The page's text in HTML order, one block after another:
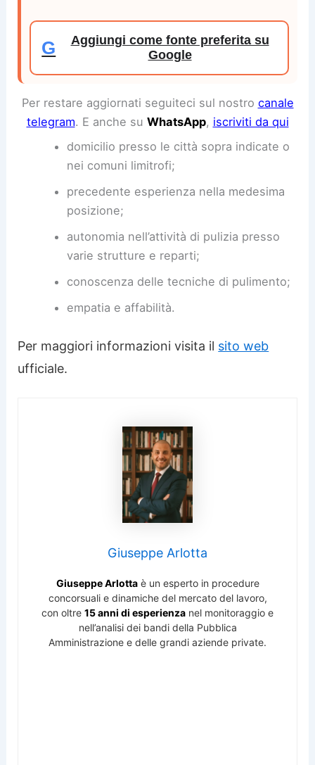
G
Aggiungi come fonte preferita su
Google
Per restare aggiornati seguiteci sul nostro canale
telegram. E anche su WhatsApp, iscriviti da qui
domicilio presso le città sopra indicate o
nei comuni limitrofi;
precedente esperienza nella medesima
posizione;
autonomia nell’attività di pulizia presso
varie strutture e reparti;
conoscenza delle tecniche di pulimento;
empatia e affabilità.
Per maggiori informazioni visita il sito web
ufficiale.
Giuseppe Arlotta
Giuseppe Arlottaè un esperto in procedure
concorsuali e dinamiche del mercato del lavoro,
con oltre 15 anni di esperienza nel monitoraggio e
nell’analisi dei bandi della Pubblica
Amministrazione e delle grandi aziende private.